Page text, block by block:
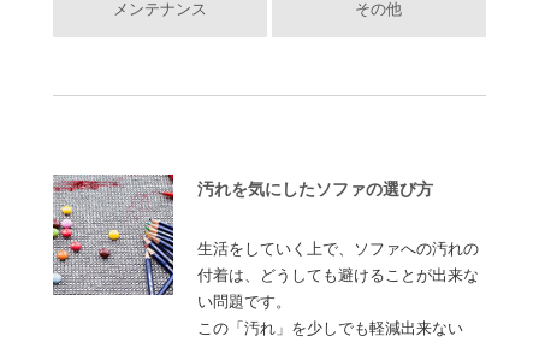
メンテナンス その他
汚れを気にしたソファの選び方
生活をしていく上で、ソファへの汚れの
付着は、どうしても避けることが出来な
い問題です。
この「汚れ」を少しでも軽減出来ない